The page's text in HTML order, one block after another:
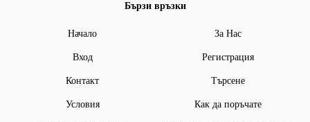
Бързи връзки
Начало За Нас
Вход Регистрация
Контакт Търсене
Условия Как да поръчате